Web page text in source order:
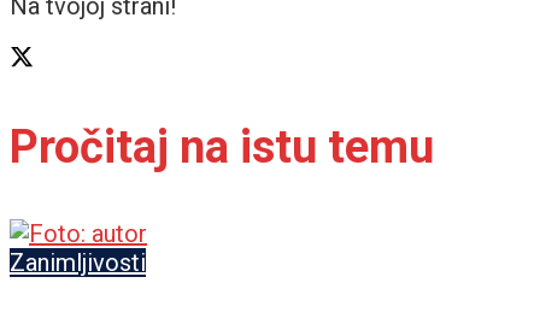
Na tvojoj strani!
Pročitaj na istu temu
Zanimljivosti